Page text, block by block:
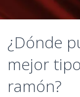
¿Dónde
mejor
ramón?